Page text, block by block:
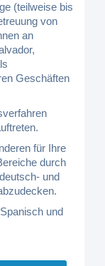
(teilweise bis
von
an
Geschäften
für Ihre
durch
und
und